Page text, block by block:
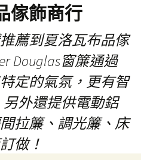
傢飾商行
薦到夏洛瓦布品傢
Douglas窗簾通過
定的氣氛，更有智
另外還提供電動鋁
拉簾、調光簾、床
做！